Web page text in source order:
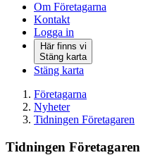
Om Företagarna
Kontakt
Logga in
Här finns vi
Stäng karta
Stäng karta
Företagarna
Nyheter
Tidningen Företagaren
Tidningen Företagaren